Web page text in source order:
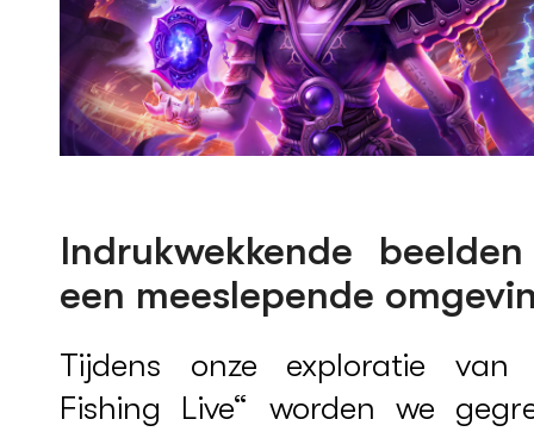
Indrukwekkende
een meeslepende
Tijdens onze exploratie van
Fishing Live“ worden we